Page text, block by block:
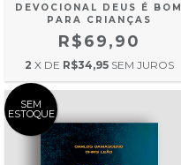
DEVOCIONAL DEUS É BOM
PARA CRIANÇAS
R$69,90
2 X DE R$34,95 SEM JUROS
SEM
ESTOQUE